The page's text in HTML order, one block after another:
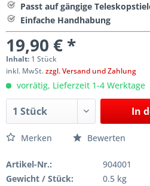
Passt auf gängige
Einfache Handhabung
19,90 € *
Inhalt: 1 Stück
inkl. MwSt.zzgl. Versand und Zahlung
vorrätig, Lieferzeit 1-4 Werktage
In
Merken Bewerten
Artikel-Nr.:
904001
Gewicht / Stück:
0.5 kg